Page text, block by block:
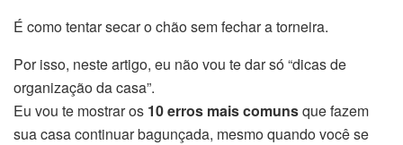
É como tentar secar o chão sem fechar a torneira.
Por isso, neste artigo, eu não vou te dar só “dicas de
organização da casa”.
Eu vou te mostrar os 10 erros mais comunsque fazem
sua casa continuar bagunçada, mesmo quando você se